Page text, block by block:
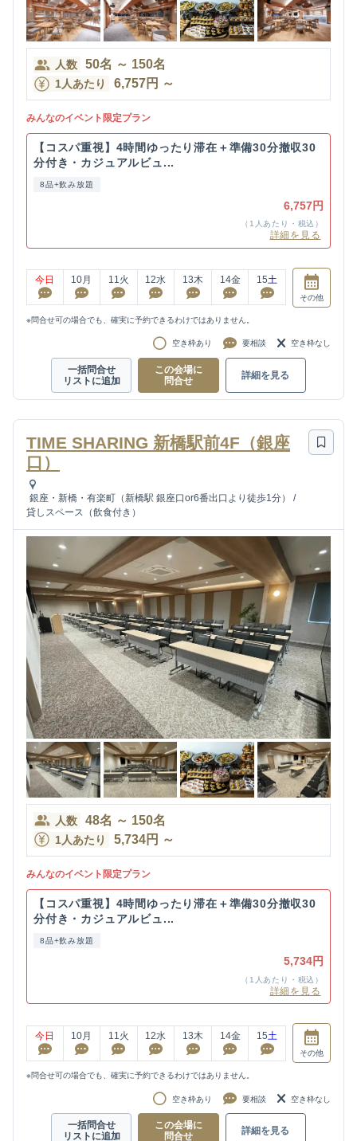
人数 50名 ～ 150名
1人あたり 6,757円 ～
みんなのイベント限定プラン
【コスパ重視】4時間ゆったり滞在＋準備30分撤収30
分付き・カジュアルビュ...
8品+飲み放題
6,757円
（1人あたり・税込）
詳細を見る
今日 10月 11火 12水 13木 14金 15土
その他
※問合せ可の場合でも、確実に予約できるわけではありません。
空き枠あり 要相談 空き枠なし
一括問合せ
リストに追加
この会場に
問合せ
詳細を見る
TIME SHARING 新橋駅前4F（銀座
口）
銀座・新橋・有楽町（新橋駅 銀座口or6番出口より徒歩1分）
/
貸しスペース（飲食付き）
人数 48名 ～ 150名
1人あたり 5,734円 ～
みんなのイベント限定プラン
【コスパ重視】4時間ゆったり滞在＋準備30分撤収30
分付き・カジュアルビュ...
8品+飲み放題
5,734円
（1人あたり・税込）
詳細を見る
今日 10月 11 火 12水 13木 14金 15土
その他
※問合せ可の場合でも、確実に予約できるわけではありません。
空き枠あり 要相談 空き枠なし
一括問合せ
リストに追加
この会場に
問合せ
詳細を見る